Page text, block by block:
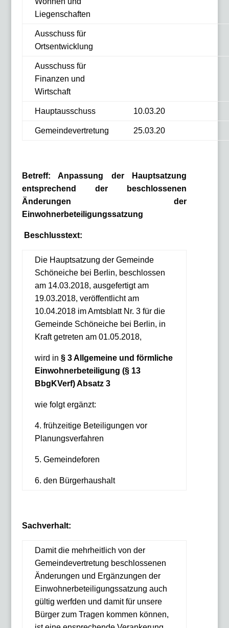
Liegenschaften
Ausschuss für
Ortsentwicklung
Ausschuss für
Finanzen und
Wirtschaft
Hauptausschuss 10.03.20
Gemeindevertretung 25.03.20
Betreff:Anpassung der Hauptsatzung
entsprechend der beschlossenen
Änderungen der
Einwohnerbeteiligungssatzung
Beschlusstext:
Die Hauptsatzung der Gemeinde
Schöneiche bei Berlin, beschlossen
am 14.03.2018, ausgefertigt am
19.03.2018, veröffentlicht am
10.04.2018 im Amtsblatt Nr. 3 für die
Gemeinde Schöneiche bei Berlin, in
Kraft getreten am 01.05.2018,
wird in § 3 Allgemeine und förmliche
Einwohnerbeteiligung (§ 13
BbgKVerf) Absatz 3
wie folgt ergänzt:
4. frühzeitige Beteiligungen vor
Planungsverfahren
5. Gemeindeforen
6. den Bürgerhaushalt
Sachverhalt:
Damit die mehrheitlich von der
Gemeindevertretung beschlossenen
Änderungen und Ergänzungen der
Einwohnerbeteiligungssatzung auch
gültig werfden und damit für unsere
Bürger zum Tragen kommen können,